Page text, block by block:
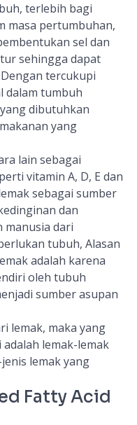
terlebih bagi
masa pertumbuhan,
sel dan
sehingga dapat
tercukupi
dalam tumbuh
dibutuhkan
yang
lain sebagai
vitamin A, D, E dan
sebagai sumber
dan
dari
tubuh, Alasan
adalah karena
oleh tubuh
sumber asupan
lemak, maka yang
lemak-lemak
lemak yang
Fatty Acid